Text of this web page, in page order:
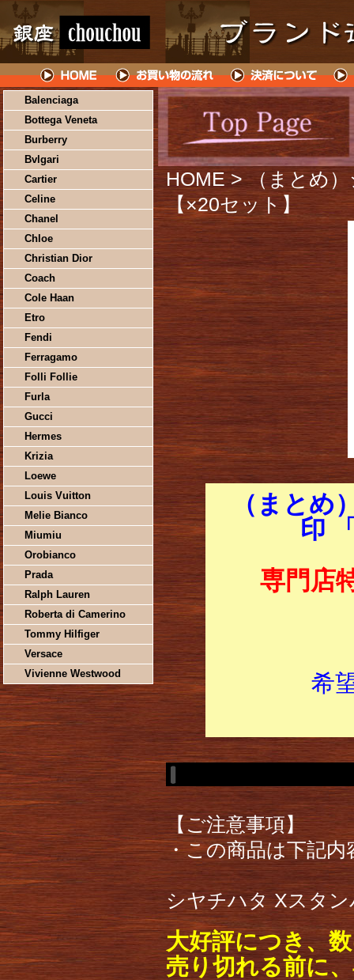
Balenciaga
Bottega Veneta
Burberry
Bvlgari
Cartier
Celine
Chanel
Chloe
Christian Dior
Coach
Cole Haan
Etro
Fendi
Ferragamo
Folli Follie
Furla
Gucci
Hermes
Krizia
Loewe
Louis Vuitton
Melie Bianco
Miumiu
Orobianco
Prada
Ralph Lauren
Roberta di Camerino
Tommy Hilfiger
Versace
Vivienne Westwood
HOME > （まとめ
【×20セット】
（まとめ
印
専門店
希
【ご注意事項】
・この商品は下記
シヤチハタ Xスタ
大好評につき、
売り切れる前に